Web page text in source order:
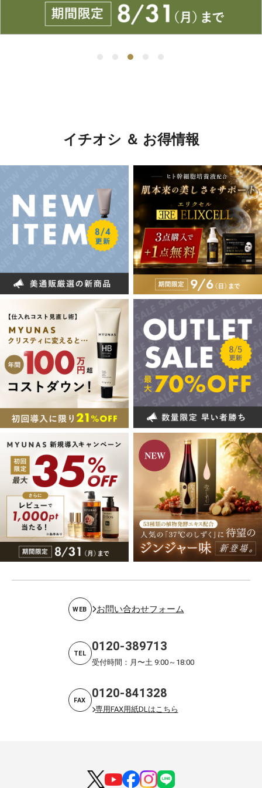
イチオシ ＆ お得情報
WEB お問い合わせフォーム
TEL 0120-389713
受付時間：月〜土 9:00～18:00
FAX 0120-841328
専用FAX用紙DLはこちら